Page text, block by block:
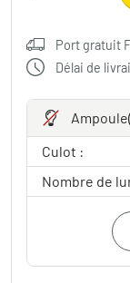
Port gratuit
Délai de
Culot :
Nombre de